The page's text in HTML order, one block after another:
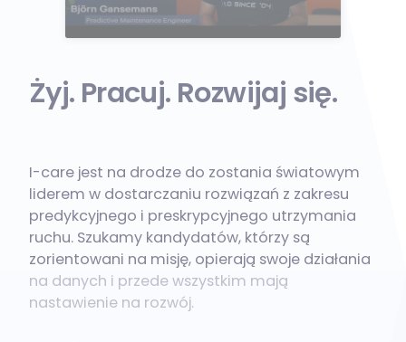
Żyj. Pracuj. Rozwijaj się.
I-care jest na drodze do zostania światowym
liderem w dostarczaniu rozwiązań z zakresu
predykcyjnego i preskrypcyjnego utrzymania
ruchu. Szukamy kandydatów, którzy są
zorientowani na misję, opierają swoje działania
na danych i przede wszystkim mają
nastawienie na rozwój.